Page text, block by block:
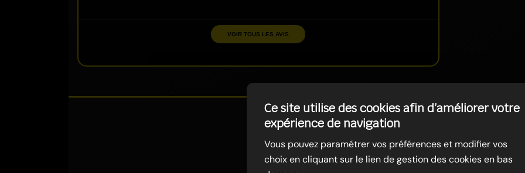
VOIR TOUS LES AVIS
Ce site utilise des cookies afin d’améliorer votre
expérience de navigation
Vous pouvez paramétrer vos préférences et modifier vos
choix en cliquant sur le lien de gestion des cookies en bas